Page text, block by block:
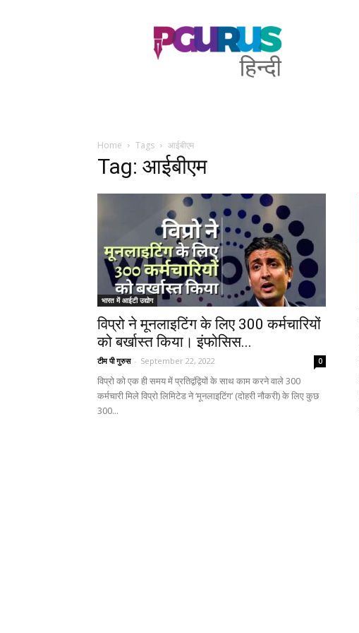
PGurus
Hindi
Home Tags आईबीएम
Tag: आईबीएम
भारत में आईटी उद्योग
विप्रो ने मूनलाइटिंग के लिए 300 कर्मचारियों
को बर्खास्त किया। इंफोसिस...
टीम पी गुरुस - September 22, 2022 0
विप्रो को एक ही समय में प्रतिद्वंद्वियों के साथ काम करने वाले 300
कर्मचारी मिले विप्रो लिमिटेड ने ‘मूनलाइटिंग’ (दोहरी नौकरी) के लिए कुछ
300...